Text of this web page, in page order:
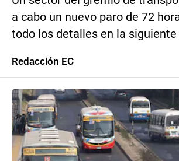
a cabo un nuevo paro de 72
todo los detalles en la siguiente
Redacción EC